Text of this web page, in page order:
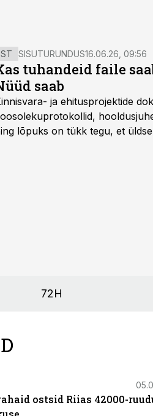
ST SISUTURUNDUS16.06.26, 09:56
tuhandeid faile
saab
ja ehitusprojektide
lõpuks on tükk tegu, et
72H
ostsid Riias 42000-